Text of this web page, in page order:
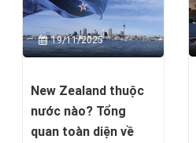
Nam muốn định cư nước
ngoài. Bạn đang tìm hiểu
về các con đường định cư
chưa biết bắt đầu từ
đâu?
19/11/2025
New Zealand thuộc
nước nào? Tổng
quan toàn diện về